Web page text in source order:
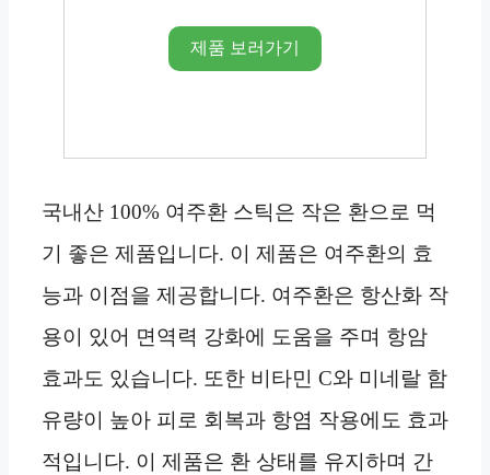
제품 보러가기
국내산 100% 여주환 스틱은 작은 환으로 먹
기 좋은 제품입니다. 이 제품은 여주환의 효
능과 이점을 제공합니다. 여주환은 항산화 작
용이 있어 면역력 강화에 도움을 주며 항암
효과도 있습니다. 또한 비타민 C와 미네랄 함
유량이 높아 피로 회복과 항염 작용에도 효과
적입니다. 이 제품은 환 상태를 유지하며 간